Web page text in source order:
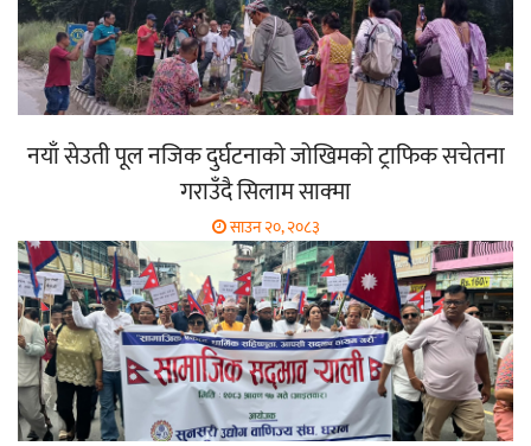
नयाँ सेउती पूल नजिक दुर्घटनाको जोखिमको ट्राफिक सचेतना
गराउँदै सिलाम साक्मा
साउन २०, २०८३